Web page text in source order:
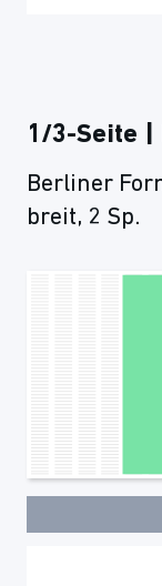
1/3-Seite |
Berliner
breit, 2 Sp.